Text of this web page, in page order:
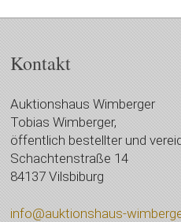
Kontakt
Auktionshaus Wimberger
Tobias Wimberger,
öffentlich bestellter und
Schachtenstraße 14
84137 Vilsbiburg
info@auktionshaus-